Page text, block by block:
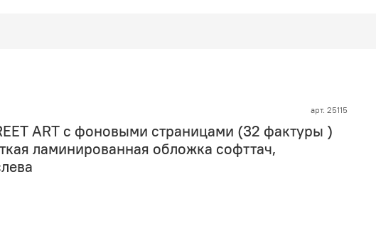
арт. 25115
ART c фоновыми страницами (32 фактуры )
ламинированная обложка софттач,